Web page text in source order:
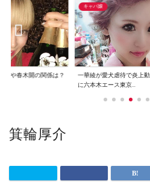
介や春木開の関係は？
キャバ嬢
一華綾が愛犬虐待で炎上
に六本木エース東京...
箕輪厚介